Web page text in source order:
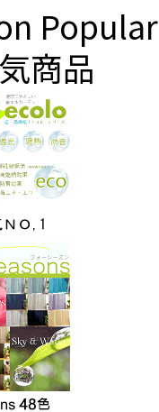
Popular
商品